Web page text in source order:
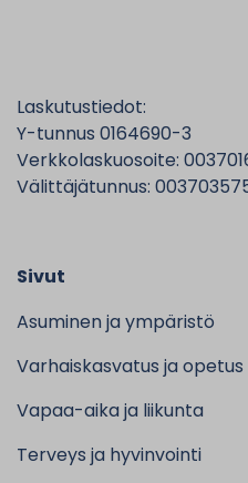
Laskutustiedot:
Y-tunnus 0164690-3
Verkkolaskuosoite:
Välittäjätunnus:
Sivut
Asuminen ja ympäristö
Varhaiskasvatus ja opetus
Vapaa-aika ja liikunta
Terveys ja hyvinvointi